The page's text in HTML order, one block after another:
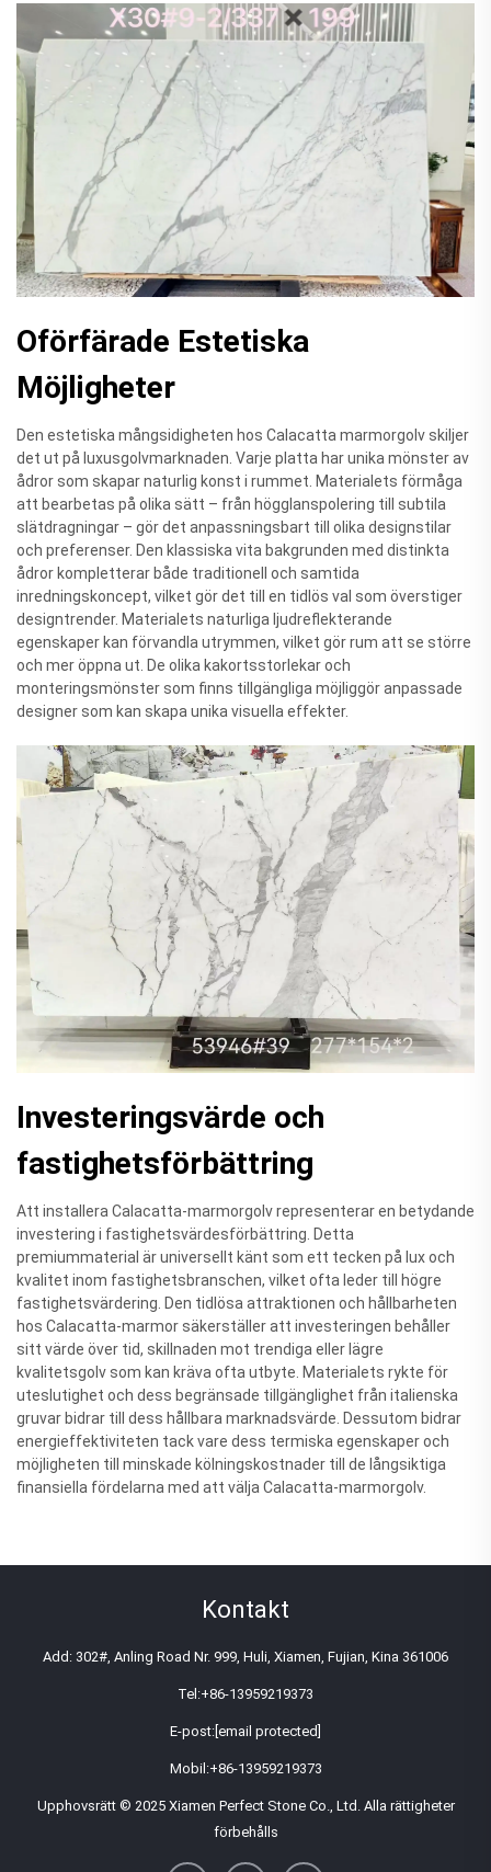
Oförfärade Estetiska
Möjligheter
Den estetiska mångsidigheten hos Calacatta marmorgolv skiljer
det ut på luxusgolvmarknaden. Varje platta har unika mönster av
ådror som skapar naturlig konst i rummet. Materialets förmåga
att bearbetas på olika sätt – från högglanspolering till subtila
slätdragningar – gör det anpassningsbart till olika designstilar
och preferenser. Den klassiska vita bakgrunden med distinkta
ådror kompletterar både traditionell och samtida
inredningskoncept, vilket gör det till en tidlös val som överstiger
designtrender. Materialets naturliga ljudreflekterande
egenskaper kan förvandla utrymmen, vilket gör rum att se större
och mer öppna ut. De olika kakortsstorlekar och
monteringsmönster som finns tillgängliga möjliggör anpassade
designer som kan skapa unika visuella effekter.
Investeringsvärde och
fastighetsförbättring
Att installera Calacatta-marmorgolv representerar en betydande
investering i fastighetsvärdesförbättring. Detta
premiummaterial är universellt känt som ett tecken på lux och
kvalitet inom fastighetsbranschen, vilket ofta leder till högre
fastighetsvärdering. Den tidlösa attraktionen och hållbarheten
hos Calacatta-marmor säkerställer att investeringen behåller
sitt värde över tid, skillnaden mot trendiga eller lägre
kvalitetsgolv som kan kräva ofta utbyte. Materialets rykte för
uteslutighet och dess begränsade tillgänglighet från italienska
gruvar bidrar till dess hållbara marknadsvärde. Dessutom bidrar
energieffektiviteten tack vare dess termiska egenskaper och
möjligheten till minskade kölningskostnader till de långsiktiga
finansiella fördelarna med att välja Calacatta-marmorgolv.
Kontakt
Add: 302#, Anling Road Nr. 999, Huli, Xiamen, Fujian, Kina 361006
Tel:+86-13959219373
E-post: [email protected]
Mobil:+86-13959219373
Upphovsrätt © 2025 Xiamen Perfect Stone Co., Ltd. Alla rättigheter
förbehålls